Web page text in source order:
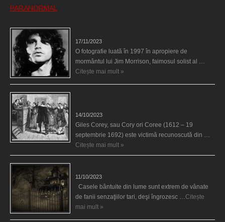
PARANORMAL
17/11/2023
O fotografie luată în 1997 în apropiere de
mormântul lui Jim Morrison, faimosul solist al …
Citește mai mult »
14/10/2023
Giles Corey, sau Cory ori Coree (1612 – 19
septembrie 1692) este victimă recunoscută din …
Citește mai mult »
11/10/2023
Casele bântuite din lume sunt extrem de vânate
de fanii senzaţiilor tari, deşi îngrozesc … Citește
mai mult »